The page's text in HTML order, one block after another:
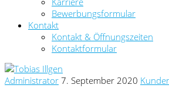
Bewerbungsformular
Kontakt
Kontakt & Öffnungszeiten
Kontaktformular
Administrator 7. September 2020